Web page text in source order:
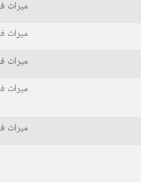
میراث
میراث
میراث
میراث
میراث